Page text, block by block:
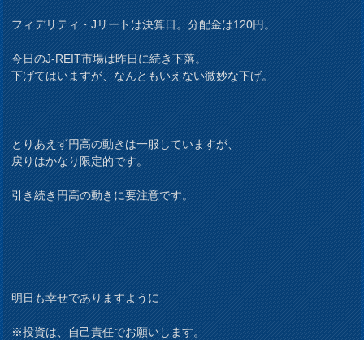
フィデリティ・Jリートは決算日。分配金は120円。
今日のJ-REIT市場は昨日に続き下落。
下げてはいますが、なんともいえない微妙な下げ。
とりあえず円高の動きは一服していますが、
戻りはかなり限定的です。
引き続き円高の動きに要注意です。
明日も幸せでありますように
※投資は、自己責任でお願いします。